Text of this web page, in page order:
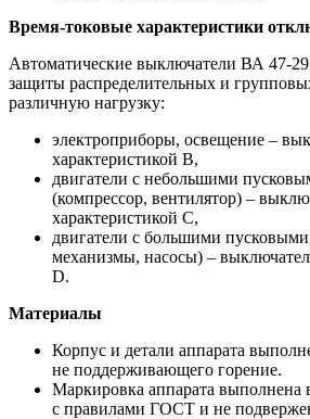
Время-токовые характеристики
Автоматические выключатели ВА 47-
защиты распределительных и
различную нагрузку:
электроприборы, освещение –
характеристикой В,
двигатели с небольшими
(компрессор, вентилятор) –
характеристикой C,
двигатели с большими
механизмы, насосы) –
D.
Материалы
Корпус и детали аппарата
не поддерживающего горение.
Маркировка аппарата выполнена
с правилами ГОСТ и не